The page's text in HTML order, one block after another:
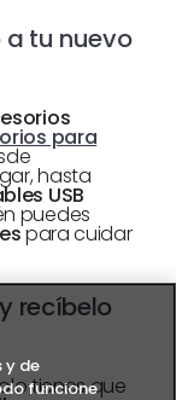
a tu nuevo
para
hasta
USB
puedes
para cuidar
recíbelo
tienes que
y de
funcione